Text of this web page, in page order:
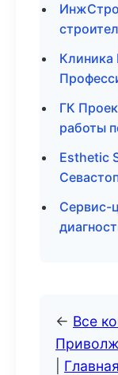
Клиника
ГК
работы
Esthetic
Сервис-
← Все